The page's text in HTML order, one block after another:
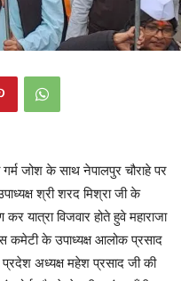
जोश के साथ नेपालपुर चौराहे पर
श्री शरद मिश्रा जी के
यात्रा विजवार होते हुवे महाराजा
कमेटी के उपाध्यक्ष आलोक प्रसाद
अध्यक्ष महेश प्रसाद जी की